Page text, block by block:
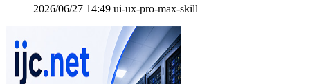
2026/06/27 14:49 ui-ux-pro-max-skill